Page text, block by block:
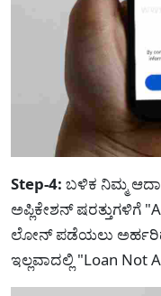
Step-4: ಬಳಿಕ ನಿಮ್ಮ
ಅಪ್ಲಿಕೇಶನ್ ಷರತ್ತುಗಳಿಗೆ
ಲೋನ್ ಪಡೆಯಲು
ಇಲ್ಲವಾದಲ್ಲಿ "Loan Not